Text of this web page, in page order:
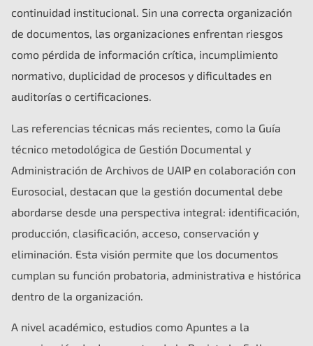
continuidad institucional. Sin una correcta organización
de documentos, las organizaciones enfrentan riesgos
como pérdida de información crítica, incumplimiento
normativo, duplicidad de procesos y dificultades en
auditorías o certificaciones.
Las referencias técnicas más recientes, como la Guía
técnico metodológica de Gestión Documental y
Administración de Archivos de UAIP en colaboración con
Eurosocial, destacan que la gestión documental debe
abordarse desde una perspectiva integral: identificación,
producción, clasificación, acceso, conservación y
eliminación. Esta visión permite que los documentos
cumplan su función probatoria, administrativa e histórica
dentro de la organización.
A nivel académico, estudios como Apuntes a la